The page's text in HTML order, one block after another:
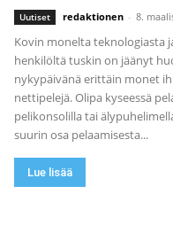
Uutiset redaktionen - 8.
Kovin monelta teknologiasta
henkilöltä tuskin on jäänyt
nykypäivänä erittäin monet
nettipelejä. Olipa kyseessä
pelikonsolilla tai
suurin osa pelaamisesta...
Lue lisää